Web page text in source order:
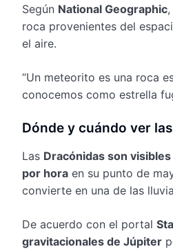
Según National Geographic
roca provenientes del
el aire.
“Un meteorito es una roca
conocemos como estrella
Dónde y cuándo ver
Las Dracónidas son
por hora en su punto de
convierte en una de las
De acuerdo con el portal
gravitacionales de Júpiter